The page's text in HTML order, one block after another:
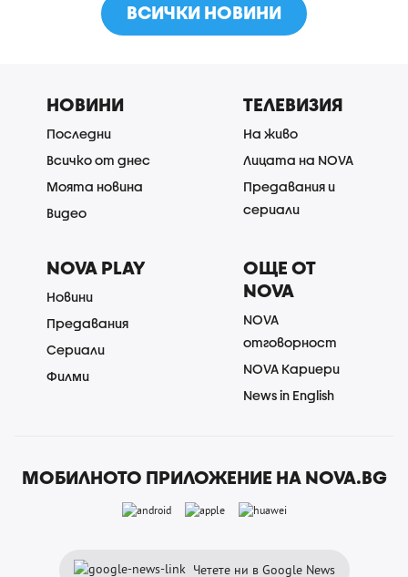
ВСИЧКИ НОВИНИ
НОВИНИ
Последни
Всичко от днес
Моята новина
Видео
ТЕЛЕВИЗИЯ
На живо
Лицата на NOVA
Предавания и
сериали
NOVA PLAY
Новини
Предавания
Сериали
Филми
ОЩЕ ОТ
NOVA
NOVA
отговорност
NOVA Кариери
News in English
МОБИЛНОТО ПРИЛОЖЕНИЕ НА NOVA.BG
Четете ни в Google News